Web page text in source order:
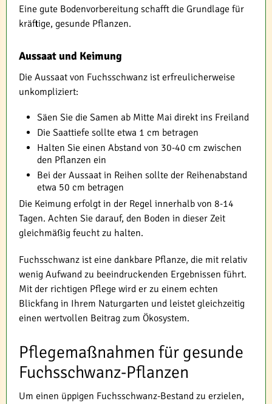
Eine gute Bodenvorbereitung schafft die Grundlage für
kräftige, gesunde Pflanzen.
Aussaat und Keimung
Die Aussaat von Fuchsschwanz ist erfreulicherweise
unkompliziert:
Säen Sie die Samen ab Mitte Mai direkt ins Freiland
Die Saattiefe sollte etwa 1 cm betragen
Halten Sie einen Abstand von 30-40 cm zwischen
den Pflanzen ein
Bei der Aussaat in Reihen sollte der Reihenabstand
etwa 50 cm betragen
Die Keimung erfolgt in der Regel innerhalb von 8-14
Tagen. Achten Sie darauf, den Boden in dieser Zeit
gleichmäßig feucht zu halten.
Fuchsschwanz ist eine dankbare Pflanze, die mit relativ
wenig Aufwand zu beeindruckenden Ergebnissen führt.
Mit der richtigen Pflege wird er zu einem echten
Blickfang in Ihrem Naturgarten und leistet gleichzeitig
einen wertvollen Beitrag zum Ökosystem.
Pflegemaßnahmen für gesunde
Fuchsschwanz-Pflanzen
Um einen üppigen Fuchsschwanz-Bestand zu erzielen,